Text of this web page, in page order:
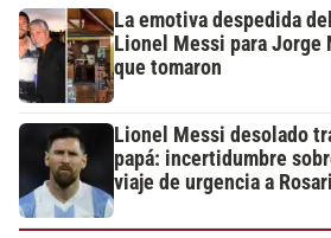
La emotiva despedida
Lionel Messi para Jorge
que tomaron
Lionel Messi desolado
papá: incertidumbre
viaje de urgencia a